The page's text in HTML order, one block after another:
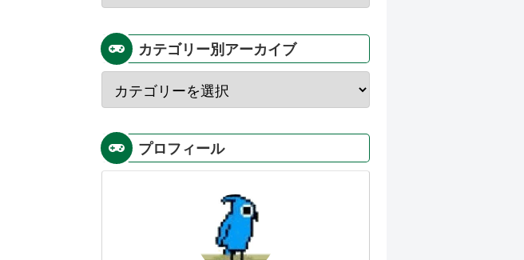
カテゴリー別アーカイブ
プロフィール